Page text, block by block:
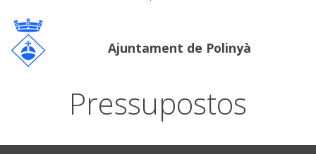
Ajuntament de Polinyà
Pressupostos